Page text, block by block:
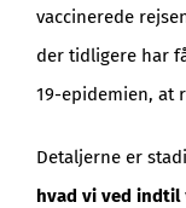
vaccinerede
der tidligere har
19-epidemien, at
Detaljerne er
hvad vi ved indtil